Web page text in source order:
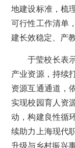
地建设标准，梳
可行性工作清单
建长效稳定、产
于莹校长表
产业资源，持续
资源互通通道，
实现校园育人资
动，构建良性循
续助力上海现代
升级与乡村振兴